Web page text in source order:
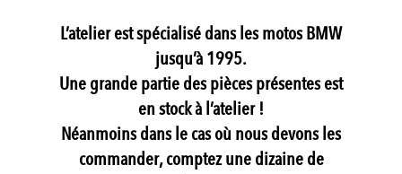
L’atelier est spécialisé dans les motos BMW
jusqu’à 1995.
Une grande partie des pièces présentes est
en stock à l’atelier !
Néanmoins dans le cas où nous devons les
commander, comptez une dizaine de